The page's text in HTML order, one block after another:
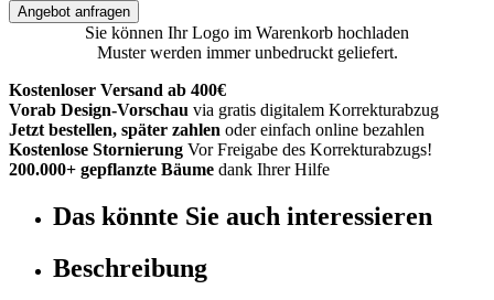
Angebot anfragen
Sie können Ihr Logo im Warenkorb hochladen
Muster werden immer unbedruckt geliefert.
Kostenloser Versand ab 400€
Vorab Design-Vorschau via gratis digitalem Korrekturabzug
Jetzt bestellen, später zahlen oder einfach online bezahlen
Kostenlose Stornierung Vor Freigabe des Korrekturabzugs!
200.000+ gepflanzte Bäume dank Ihrer Hilfe
Das könnte Sie auch interessieren
Beschreibung